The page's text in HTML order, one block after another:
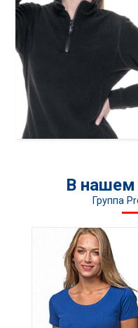
В нашем
Группа